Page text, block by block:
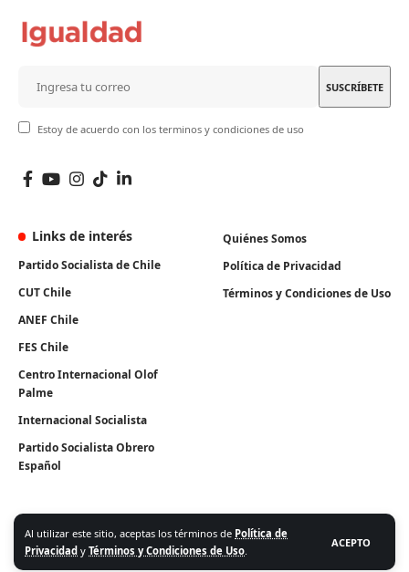
Al utilizar este sitio, aceptas los términos de Política de
Privacidad y Términos y Condiciones de Uso.
ACEPTO
Estoy de acuerdo con los terminos y condiciones de uso
Links de interés
Partido Socialista de Chile
CUT Chile
ANEF Chile
FES Chile
Centro Internacional Olof
Palme
Internacional Socialista
Partido Socialista Obrero
Español
Quiénes Somos
Política de Privacidad
Términos y Condiciones de Uso
Algunos Derechos Reservados. Instituto Igualdad 2026.